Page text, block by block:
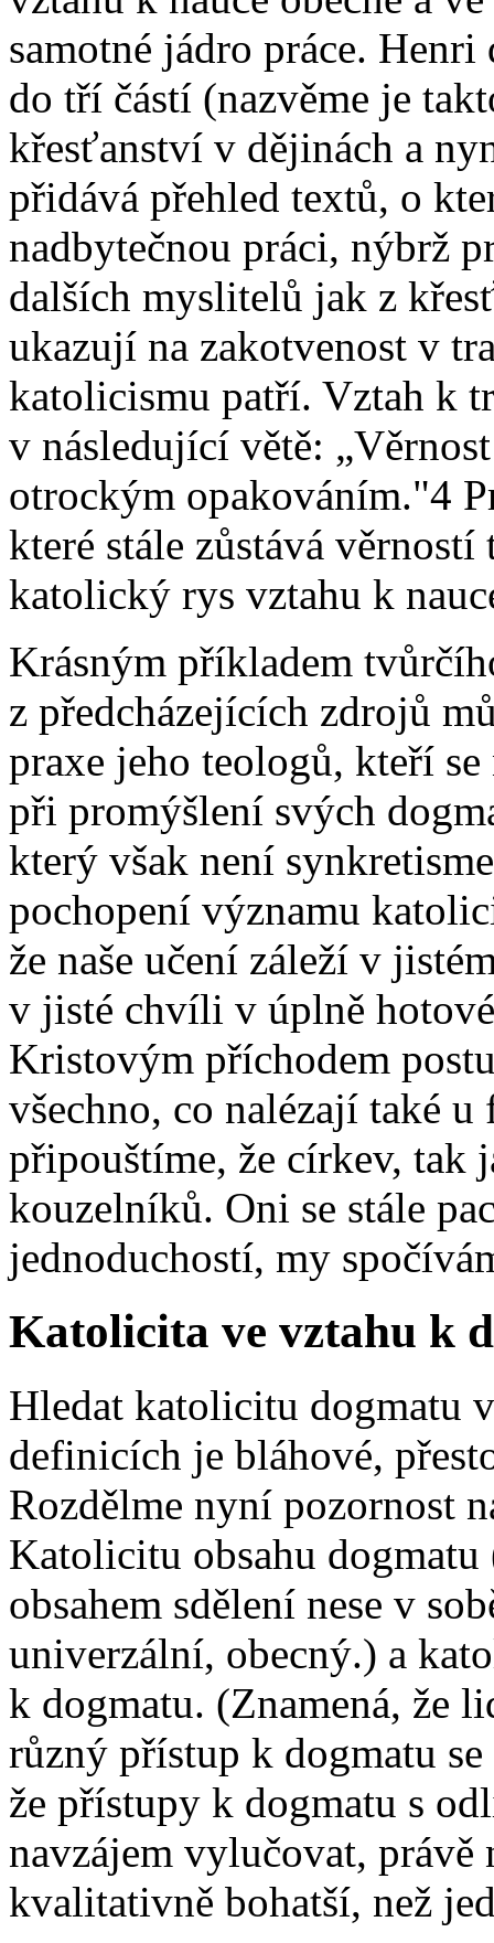
samotné jádro práce.
do tří částí (nazvěme je
křesťanství v dějinách a
přidává přehled textů, o
nadbytečnou práci, nýbrž
dalších myslitelů jak z
ukazují na zakotvenost v
katolicismu patří. Vztah k
v následující větě:
otrockým opakováním."4
které stále zůstává
katolický rys vztahu k
Krásným příkladem
z předcházejících zdrojů
praxe jeho teologů, kteří
při promýšlení svých
který však není
pochopení významu
že naše učení záleží v
v jisté chvíli v úplně
Kristovým příchodem
všechno, co nalézají také
připouštíme, že církev, tak
kouzelníků. Oni se stále
jednoduchostí, my
Katolicita ve vztahu k
Hledat katolicitu dogmatu
definicích je bláhové,
Rozdělme nyní pozornost
Katolicitu obsahu
obsahem sdělení nese v
univerzální, obecný.) a
k dogmatu. (Znamená, že
různý přístup k dogmatu
že přístupy k dogmatu s
navzájem vylučovat,
kvalitativně bohatší, než